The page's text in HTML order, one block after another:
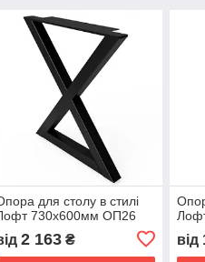
для столу в стилі
730х600мм ОП26
2 163₴ від